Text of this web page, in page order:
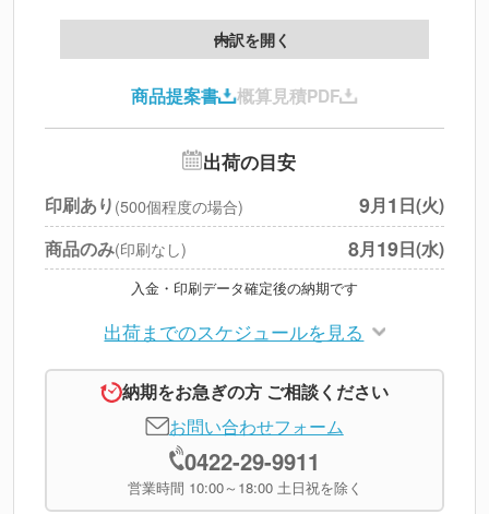
データ配置料
印刷代
北海道・沖縄・離島 別途
円
※上記小計は税別です
内訳を開く
商品提案書 概算見積PDF
出荷の目安
印刷あり (500個程度の場合) 9月1 日(火)
商品のみ(印刷なし) 8月19日(水)
入金・印刷データ確定後の納期です
出荷までのスケジュールを見る
納期をお急ぎの方 ご相談ください
お問い合わせフォーム
0422-29-9911
営業時間 10:00～18:00 土日祝を除く